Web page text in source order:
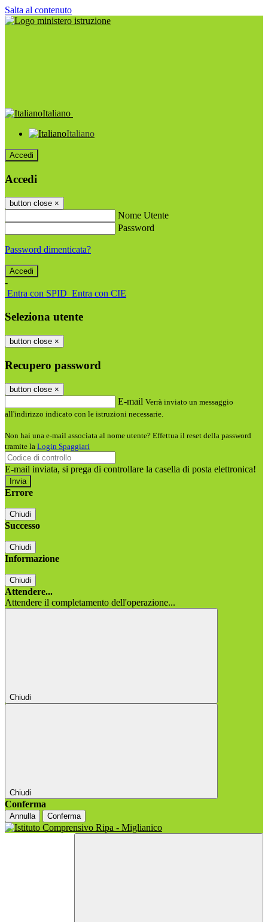
Salta al contenuto
Italiano
Italiano
Accedi
Accedi
button close ×
Nome Utente
Password
Password dimenticata?
-
Entra con SPID Entra con CIE
Seleziona utente
button close ×
Recupero password
button close ×
E-mail Verrà inviato un messaggio
all'indirizzo indicato con le istruzioni necessarie.
Non hai una e-mail associata al nome utente? Effettua il reset della password
tramite la Login Spaggiari
E-mail inviata, si prega di controllare la casella di posta elettronica!
Errore
Chiudi
Successo
Chiudi
Informazione
Chiudi
Attendere...
Attendere il completamento dell'operazione...
Chiudi
Chiudi
Conferma
Annulla Conferma